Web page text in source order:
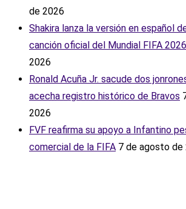
de 2026
Shakira lanza la versión en español de
canción oficial del Mundial FIFA 2026
2026
Ronald Acuña Jr. sacude dos
acecha registro histórico de Bravos
2026
FVF reafirma su apoyo a Infantino
comercial de la FIFA 7 de agosto de